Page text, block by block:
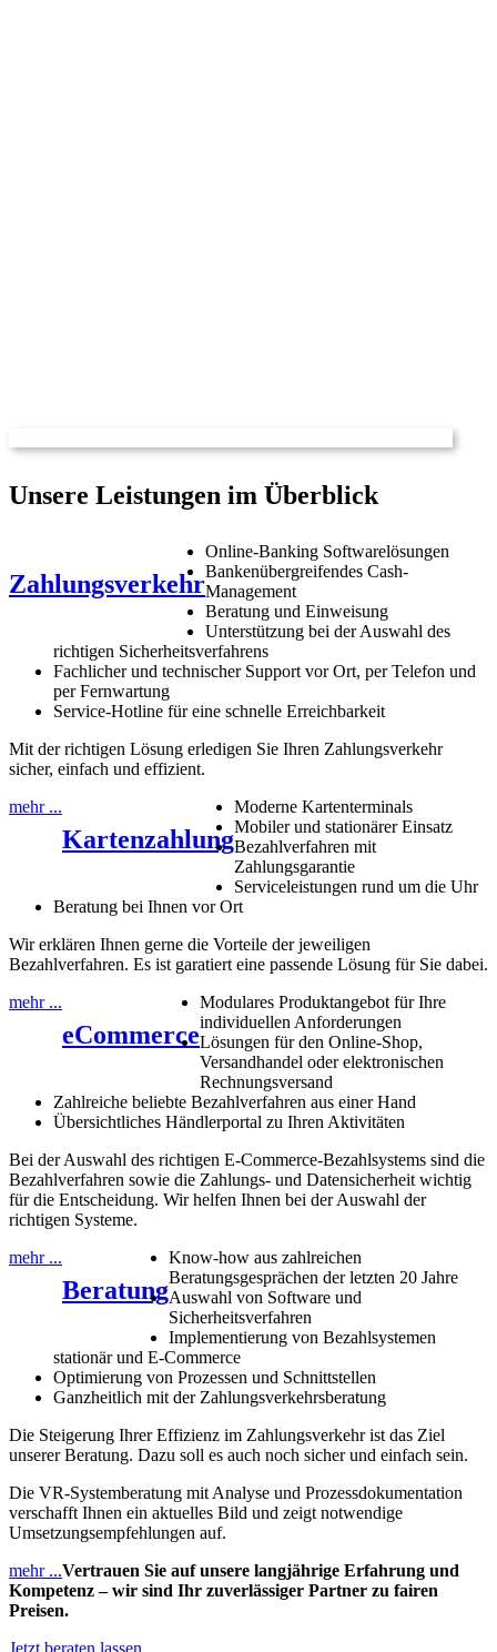
Unsere Leistungen im Überblick
Zahlungsverkehr
Online-Banking Softwarelösungen
Bankenübergreifendes Cash-
Management
Beratung und Einweisung
Unterstützung bei der Auswahl des
richtigen Sicherheitsverfahrens
Fachlicher und technischer Support vor Ort, per Telefon und
per Fernwartung
Service-Hotline für eine schnelle Erreichbarkeit
Mit der richtigen Lösung erledigen Sie Ihren Zahlungsverkehr
sicher, einfach und effizient.
mehr ...
Kartenzahlung
Moderne Kartenterminals
Mobiler und stationärer Einsatz
Bezahlverfahren mit
Zahlungsgarantie
Serviceleistungen rund um die Uhr
Beratung bei Ihnen vor Ort
Wir erklären Ihnen gerne die Vorteile der jeweiligen
Bezahlverfahren. Es ist garatiert eine passende Lösung für Sie dabei.
mehr ...
eCommerce
Modulares Produktangebot für Ihre
individuellen Anforderungen
Lösungen für den Online-Shop,
Versandhandel oder elektronischen
Rechnungsversand
Zahlreiche beliebte Bezahlverfahren aus einer Hand
Übersichtliches Händlerportal zu Ihren Aktivitäten
Bei der Auswahl des richtigen E-Commerce-Bezahlsystems sind die
Bezahlverfahren sowie die Zahlungs- und Datensicherheit wichtig
für die Entscheidung. Wir helfen Ihnen bei der Auswahl der
richtigen Systeme.
mehr ...
Beratung
Know-how aus zahlreichen
Beratungsgesprächen der letzten 20 Jahre
Auswahl von Software und
Sicherheitsverfahren
Implementierung von Bezahlsystemen
stationär und E-Commerce
Optimierung von Prozessen und Schnittstellen
Ganzheitlich mit der Zahlungsverkehrsberatung
Die Steigerung Ihrer Effizienz im Zahlungsverkehr ist das Ziel
unserer Beratung. Dazu soll es auch noch sicher und einfach sein.
Die VR-Systemberatung mit Analyse und Prozessdokumentation
verschafft Ihnen ein aktuelles Bild und zeigt notwendige
Umsetzungsempfehlungen auf.
mehr ...Vertrauen Sie auf unsere langjährige Erfahrung und
Kompetenz – wir sind Ihr zuverlässiger Partner zu fairen
Preisen.
Jetzt beraten lassen